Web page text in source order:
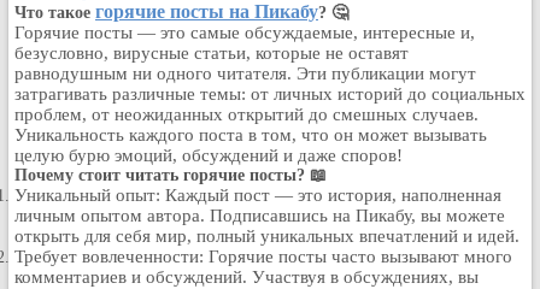
Поиск
Новые сообщения
Беседы
Игры
Кулинария
Физкультура и спорт
Видео и Кино
Авто. Мото.
Космос
Что такое горячие посты на Пикабу? 🤔
Горячие посты — это самые обсуждаемые, интересные и,
безусловно, вирусные статьи, которые не оставят
равнодушным ни одного читателя. Эти публикации могут
затрагивать различные темы: от личных историй до социальных
проблем, от неожиданных открытий до смешных случаев.
Уникальность каждого поста в том, что он может вызывать
целую бурю эмоций, обсуждений и даже споров!
Почему стоит читать горячие посты? 📖
Уникальный опыт: Каждый пост — это история, наполненная
личным опытом автора. Подписавшись на Пикабу, вы можете
открыть для себя мир, полный уникальных впечатлений и идей.
Требует вовлеченности: Горячие посты часто вызывают много
комментариев и обсуждений. Участвуя в обсуждениях, вы